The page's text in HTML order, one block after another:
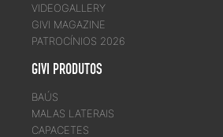
VIDEOGALLERY
GIVI MAGAZINE
PATROCÍNIOS 2026
GIVI PRODUTOS
BAÚS
MALAS LATERAIS
CAPACETES